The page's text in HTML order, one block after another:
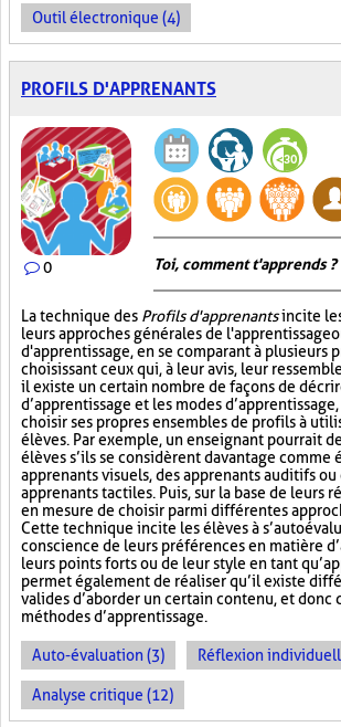
Outil électronique (4)
PROFILS D'APPRENANTS
0 Toi, comment t'apprends ?
La technique des Profils d'apprenantsincite
leurs approches générales de l'apprentissage
d'apprentissage, en se comparant à plusieurs
choisissant ceux qui, à leur avis, leur
il existe un certain nombre de façons de
d’apprentissage et les modes
choisir ses propres ensembles de profils à
élèves. Par exemple, un enseignant pourrait
élèves s’ils se considèrent davantage comme
apprenants visuels, des apprenants auditifs ou
apprenants tactiles. Puis, sur la base de leurs
en mesure de choisir parmi différentes
Cette technique incite les élèves à
conscience de leurs préférences en matière
leurs points forts ou de leur style en tant
permet également de réaliser qu’il existe
valides d’aborder un certain contenu, et donc
méthodes d’apprentissage.
Auto-évaluation (3) Réflexion
Analyse critique (12)